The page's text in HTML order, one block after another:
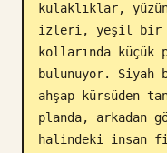
kulaklıklar,
izleri, yeşil bir
kollarında küçük
bulunuyor. Siyah
ahşap kürsüden
planda, arkadan
halindeki insan